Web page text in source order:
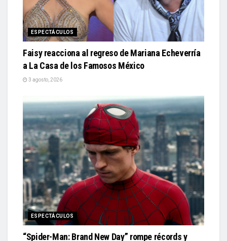
ESPECTÁCULOS
Faisy reacciona al regreso de Mariana Echeverría
a La Casa de los Famosos México
3 agosto, 2026
ESPECTÁCULOS
“Spider-Man: Brand New Day” rompe récords y